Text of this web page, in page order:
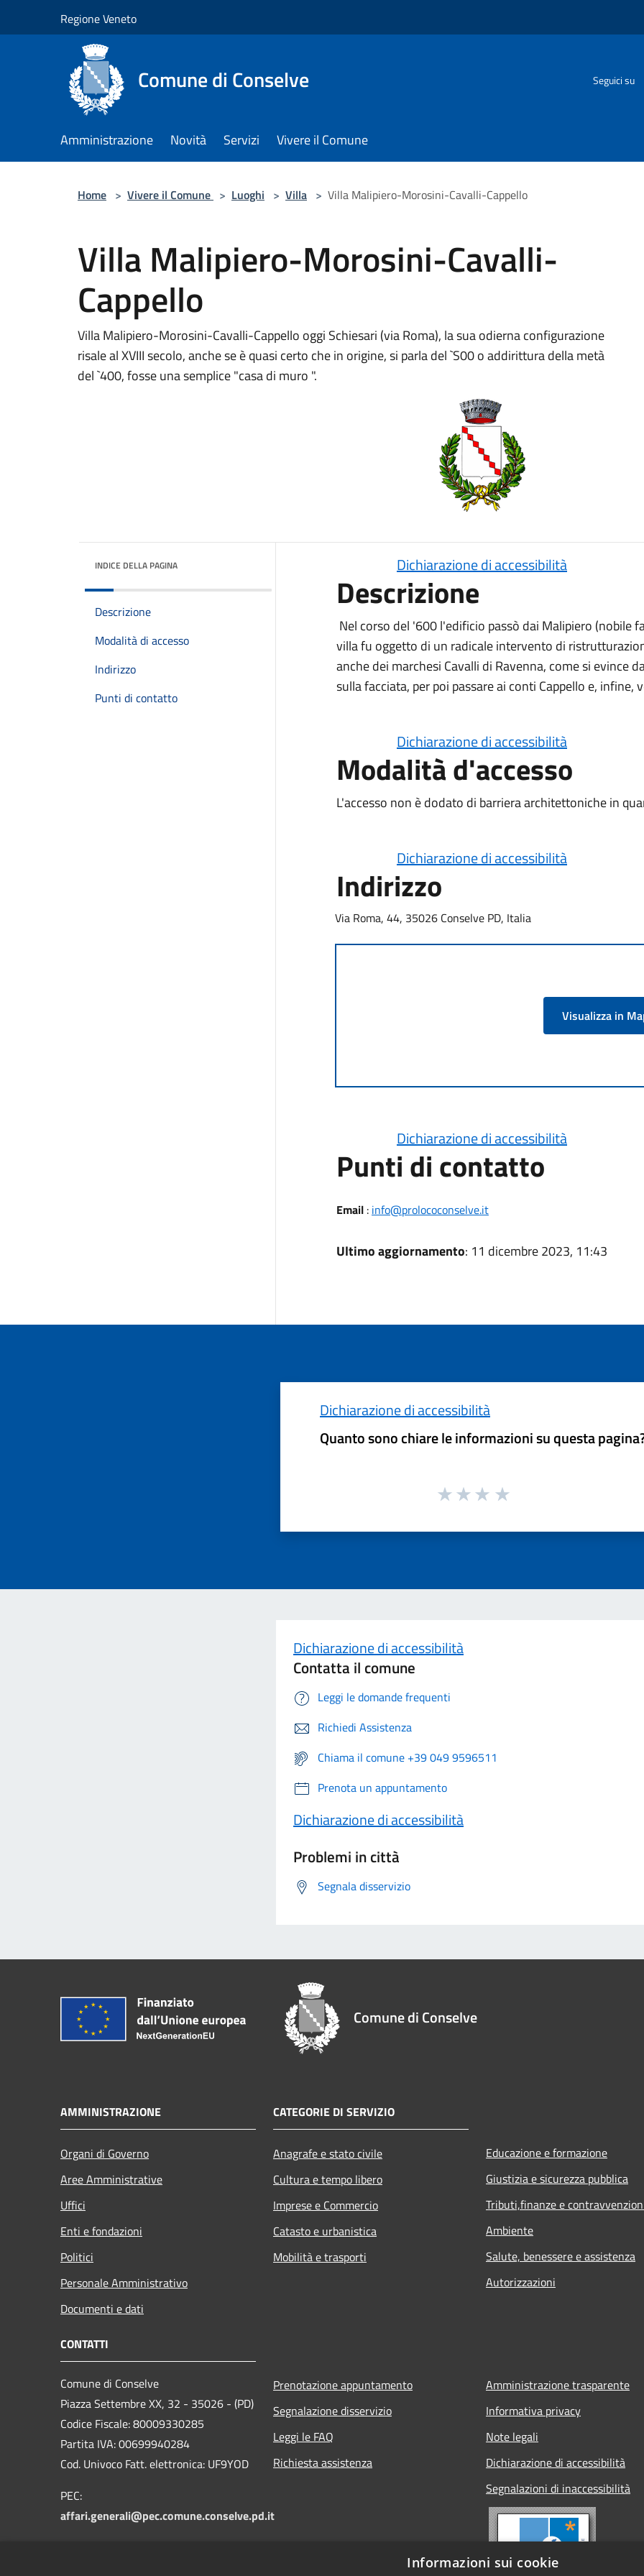
Regione Veneto
Comune di Conselve Seguici su
Amministrazione Novità Servizi Vivere il Comune
Home > Vivere il Comune > Luoghi > Villa > Villa Malipiero-Morosini-Cavalli-Cappello
Villa Malipiero-Morosini-Cavalli-
Cappello
Villa Malipiero-Morosini-Cavalli-Cappello oggi Schiesari (via Roma), la sua odierna configurazione
risale al XVIII secolo, anche se è quasi certo che in origine, si parla del `S00 o addirittura della metà
del `400, fosse una semplice "casa di muro ".
INDICE DELLA PAGINA
Descrizione
Modalità di accesso
Indirizzo
Punti di contatto
Dichiarazione di accessibilità
Descrizione
Nel corso del '600 l'edificio passò dai Malipiero (nobile
villa fu oggetto di un radicale intervento di
anche dei marchesi Cavalli di Ravenna, come si evince
sulla facciata, per poi passare ai conti Cappello e,
Dichiarazione di accessibilità
Modalità d'accesso
L'accesso non è dodato di barriera architettoniche in
Dichiarazione di accessibilità
Indirizzo
Via Roma, 44, 35026 Conselve PD, Italia
Visualizza in
Dichiarazione di accessibilità
Punti di contatto
Email: info@prolococonselve.it
Ultimo aggiornamento: 11 dicembre 2023, 11:43
Dichiarazione di accessibilità
Quanto sono chiare le informazioni su questa
Dichiarazione di accessibilità
Contatta il comune
Leggi le domande frequenti
Richiedi Assistenza
Chiama il comune +39 049 9596511
Prenota un appuntamento
Dichiarazione di accessibilità
Problemi in città
Segnala disservizio
Comune di Conselve
AMMINISTRAZIONE
Organi di Governo
Aree Amministrative
Uffici
Enti e fondazioni
Politici
Personale Amministrativo
Documenti e dati
CATEGORIE DI SERVIZIO
Anagrafe e stato civile
Cultura e tempo libero
Imprese e Commercio
Catasto e urbanistica
Mobilità e trasporti
Educazione e formazione
Giustizia e sicurezza pubblica
Tributi,finanze e
Ambiente
Salute, benessere e assistenza
Autorizzazioni
CONTATTI
Comune di Conselve
Piazza Settembre XX, 32 - 35026 - (PD)
Codice Fiscale: 80009330285
Partita IVA: 00699940284
Cod. Univoco Fatt. elettronica: UF9YOD
PEC:
affari.generali@pec.comune.conselve.pd.it
Prenotazione appuntamento
Segnalazione disservizio
Leggi le FAQ
Richiesta assistenza
Amministrazione trasparente
Informativa privacy
Note legali
Dichiarazione di accessibilità
Segnalazioni di inaccessibilità
Informazioni sui cookie